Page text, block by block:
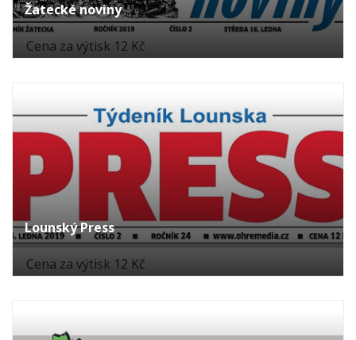
Žatecké noviny
Cena za výtisk 12 Kč
Lounský Press
Cena za výtisk 12 Kč